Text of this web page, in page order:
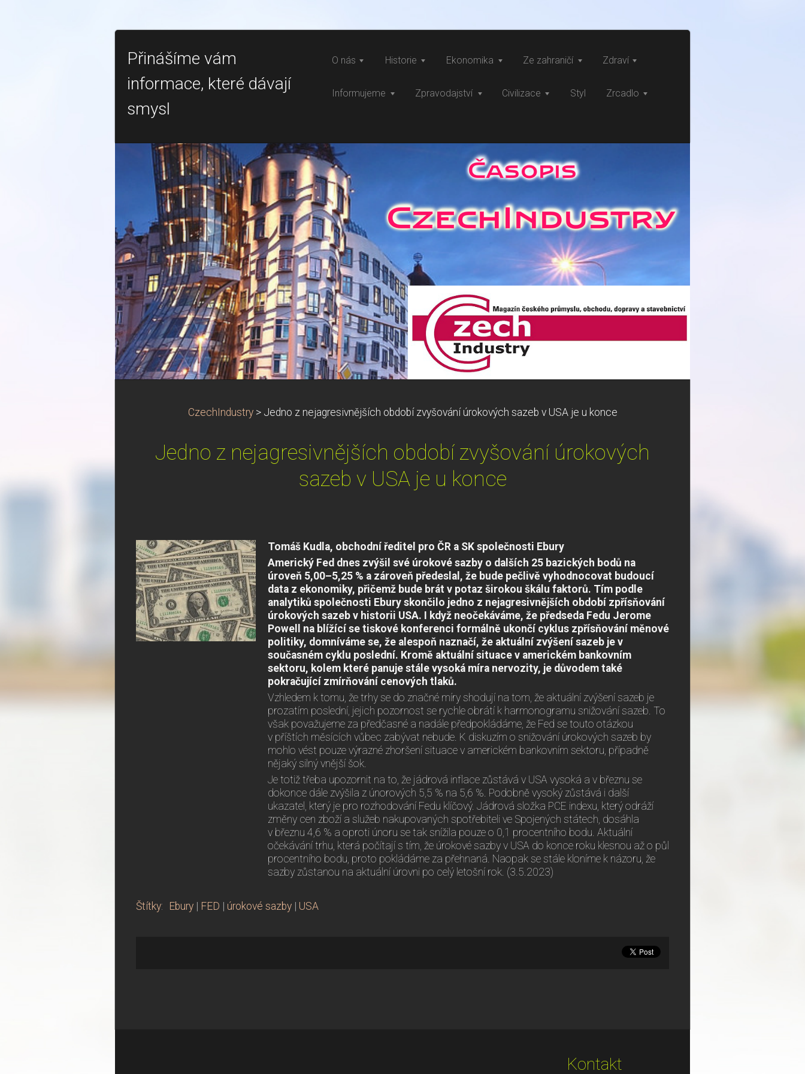
Přinášíme vám
informace, které dávají
smysl
O nás Historie Ekonomika Ze zahraničí Zdraví
Informujeme Zpravodajství Civilizace Styl Zrcadlo
CzechIndustry > Jedno z nejagresivnějších období zvyšování úrokových sazeb v USA je u konce
Jedno z nejagresivnějších období zvyšování úrokových
sazeb v USA je u konce
Tomáš Kudla, obchodní ředitel pro ČR a SK společnosti Ebury
Americký Fed dnes zvýšil své úrokové sazby o dalších 25 bazických bodů na
úroveň 5,00–5,25 % a zároveň předeslal, že bude pečlivě vyhodnocovat budoucí
data z ekonomiky, přičemž bude brát v potaz širokou škálu faktorů. Tím podle
analytiků společnosti Ebury skončilo jedno z nejagresivnějších období zpřísňování
úrokových sazeb v historii USA. I když neočekáváme, že předseda Fedu Jerome
Powell na blížící se tiskové konferenci formálně ukončí cyklus zpřísňování měnové
politiky, domníváme se, že alespoň naznačí, že aktuální zvýšení sazeb je v
současném cyklu poslední. Kromě aktuální situace v americkém bankovním
sektoru, kolem které panuje stále vysoká míra nervozity, je důvodem také
pokračující zmírňování cenových tlaků.
Vzhledem k tomu, že trhy se do značné míry shodují na tom, že aktuální zvýšení sazeb je
prozatím poslední, jejich pozornost se rychle obrátí k harmonogramu snižování sazeb. To
však považujeme za předčasné a nadále předpokládáme, že Fed se touto otázkou
v příštích měsících vůbec zabývat nebude. K diskuzím o snižování úrokových sazeb by
mohlo vést pouze výrazné zhoršení situace v americkém bankovním sektoru, případně
nějaký silný vnější šok.
Je totiž třeba upozornit na to, že jádrová inflace zůstává v USA vysoká a v březnu se
dokonce dále zvýšila z únorových 5,5 % na 5,6 %. Podobně vysoký zůstává i další
ukazatel, který je pro rozhodování Fedu klíčový. Jádrová složka PCE indexu, který odráží
změny cen zboží a služeb nakupovaných spotřebiteli ve Spojených státech, dosáhla
v březnu 4,6 % a oproti únoru se tak snížila pouze o 0,1 procentního bodu. Aktuální
očekávání trhu, která počítají s tím, že úrokové sazby v USA do konce roku klesnou až o půl
procentního bodu, proto pokládáme za přehnaná. Naopak se stále kloníme k názoru, že
sazby zůstanou na aktuální úrovni po celý letošní rok. (3.5.2023)
Štítky: Ebury FED úrokové sazby USA
Kontakt